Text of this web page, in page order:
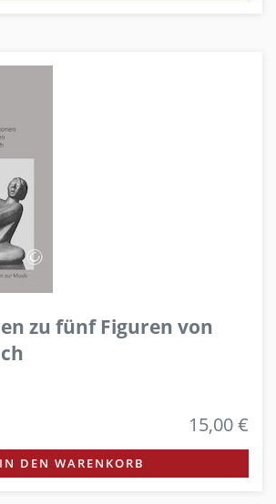
zu fünf Figuren von
15,00 €
IN DEN WARENKORB